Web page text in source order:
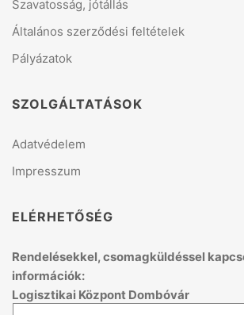
Szavatosság, jótállás
Általános szerződési feltételek
Pályázatok
SZOLGÁLTATÁSOK
Adatvédelem
Impresszum
ELÉRHETŐSÉG
Rendelésekkel, csomagküldéssel
információk:
Logisztikai Központ Dombóvár